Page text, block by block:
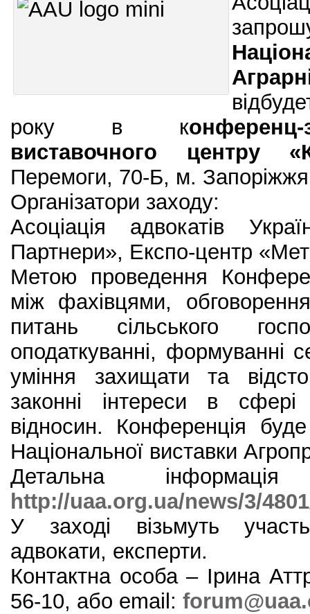
року в к
виставочного центру
Перемоги, 70-Б, м.
Організатори заходу:
Асоціація адвокатів
Партнери», Експо-центр
Метою проведення
між фахівцями,
питань сільського
оподаткуванні, формуванні
уміння захищати та
законні інтереси в сфері
відносин. Конференція
Національної виставки
Детальна
http://uaa.org.ua/news/3/
У заході візьмуть
адвокати, експерти.
Контактна особа – Ірина
56-10, або email: